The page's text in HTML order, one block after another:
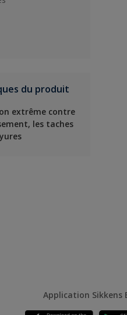
du produit
extrême contre
les taches
Application Sikkens